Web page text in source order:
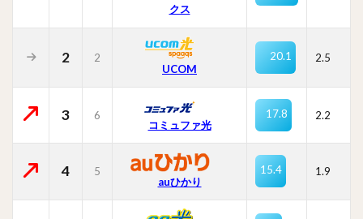
クス
2
2
UCOM
20.1 2.5
3 6
コミュファ光
17.8 2.2
4
5
auひかり
15.4 1.9